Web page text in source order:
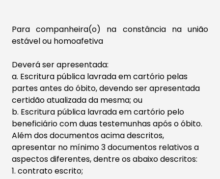
Para companheira(o) na constância na união
estável ou homoafetiva
Deverá ser apresentada:
a. Escritura pública lavrada em cartório pelas
partes antes do óbito, devendo ser apresentada
certidão atualizada da mesma; ou
b. Escritura pública lavrada em cartório pelo
beneficiário com duas testemunhas após o óbito.
Além dos documentos acima descritos,
apresentar no mínimo 3 documentos relativos a
aspectos diferentes, dentre os abaixo descritos:
1. contrato escrito;